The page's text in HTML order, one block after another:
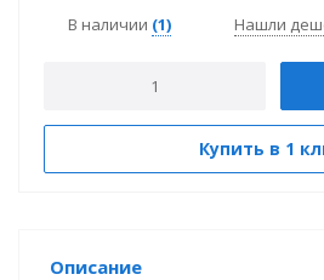
В наличии (1) Нашли
Купить в 1
Описание